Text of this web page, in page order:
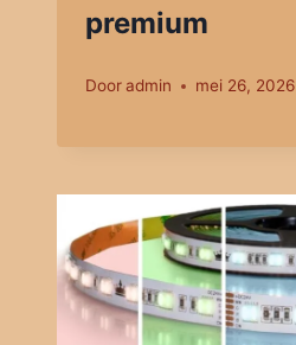
premium
Dooradmin mei 26, 2026